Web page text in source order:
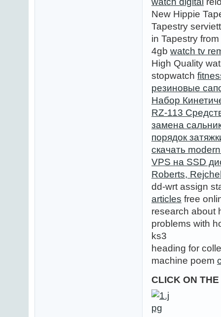
New Hippie
Tapestry
in Tapestry
4gb watch tv
High Quality
stopwatch
резиновые
Набор
RZ-113
замена
порядок
скачать
VPS на SSD
Roberts,
dd-wrt assign
articles free
research about
problems with
ks3
heading for
machine poem
CLICK ON